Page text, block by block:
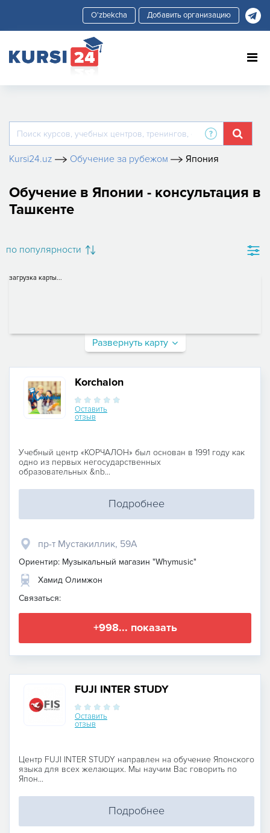
Добавить организацию
Kursi24.uz Обучение за рубежом Япония
Обучение в Японии - консультация в
Ташкенте
по популярности
загрузка карты...
Развернуть карту
Korchalon
Оставить
отзыв
Учебный центр «КОРЧАЛОН» был основан в 1991 году как
одно из первых негосударственных
образовательных &nb...
Подробнее
пр-т Мустакиллик, 59A
Ориентир: Музыкальный магазин "Whymusic"
Хамид Олимжон
Связаться:
+998... показать
FUJI INTER STUDY
Оставить
отзыв
Центр FUJI INTER STUDY направлен на обучение Японского
языка для всех желающих. Мы научим Вас говорить по
Япон...
Подробнее